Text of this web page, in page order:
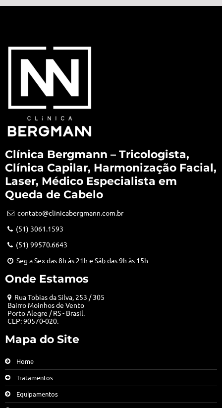
Clínica Bergmann – Tricologista,
Clínica Capilar, Harmonização Facial,
Laser, Médico Especialista em
Queda de Cabelo
contato@clinicabergmann.com.br
(51) 3061.1593
(51) 99570.6643
Seg a Sex das 8h às 21h e Sáb das 9h às 15h
Onde Estamos
Rua Tobias da Silva, 253 / 305
Bairro Moinhos de Vento
Porto Alegre / RS - Brasil.
CEP: 90570-020.
Mapa do Site
Home
Tratamentos
Equipamentos